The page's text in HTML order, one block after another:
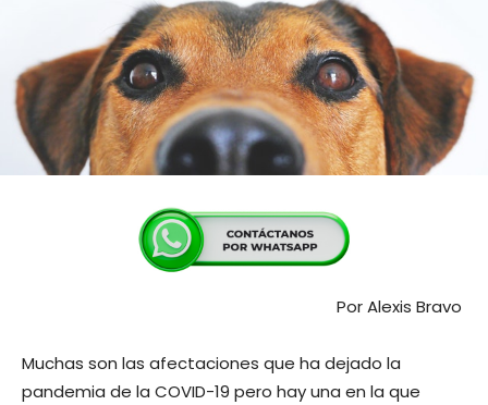
Por Alexis Bravo
Muchas son las afectaciones que ha dejado la
pandemia de la COVID-19 pero hay una en la que